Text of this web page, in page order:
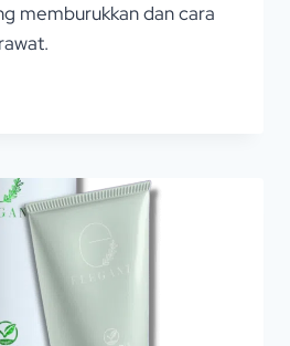
memburukkan dan cara